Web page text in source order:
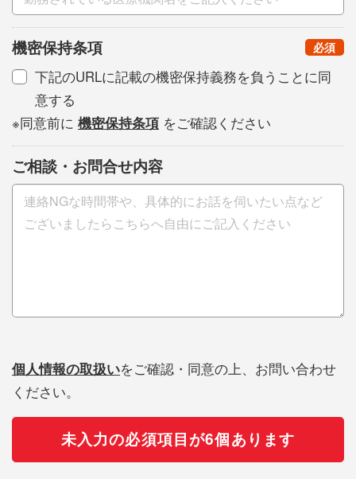
機密保持条項 （
必須）
下記のURLに記載の機密保持義務を負うことに同
意する
※同意前に 機密保持条項 をご確認ください
ご相談・お問合せ内容
個人情報の取扱いをご確認・同意の上、お問い合わせ
ください。
未入力の必須項目が6個あります